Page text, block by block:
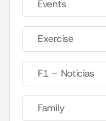
Events
Exercise
F1 – Noticias
Family